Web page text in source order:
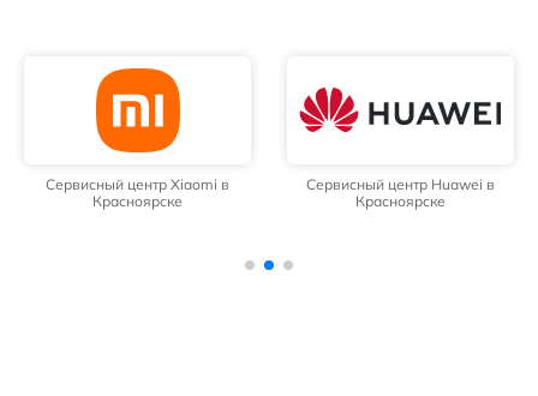
Сервисный центр Xiaomi в
Красноярске
Сервисный центр Huawei в
Красноярске